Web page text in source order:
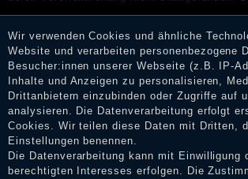
Erhalt einer Benachrichtigungs-E-Mail
Bewertungen verifizieren und über die
Shop informieren.
Impressum
Wir verwenden Cookies und ähnliche
Website und verarbeiten personenbezogene
Besucher:innen unserer Webseite (z.B. IP-
Inhalte und Anzeigen zu personalisieren,
Drittanbietern einzubinden oder Zugriffe auf
analysieren. Die Datenverarbeitung erfolgt
Cookies. Wir teilen diese Daten mit Dritten,
Einstellungen benennen.
Die Datenverarbeitung kann mit Einwilligung
berechtigten Interesses erfolgen. Die